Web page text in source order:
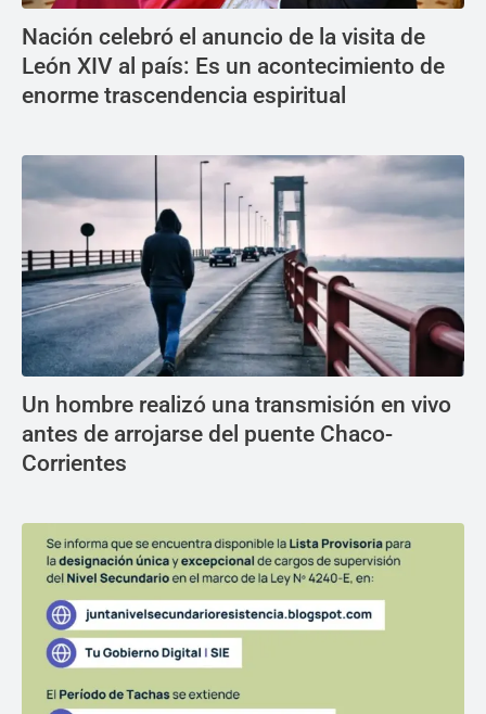
Nación celebró el anuncio de la visita de
León XIV al país: Es un acontecimiento de
enorme trascendencia espiritual
Un hombre realizó una transmisión en vivo
antes de arrojarse del puente Chaco-
Corrientes